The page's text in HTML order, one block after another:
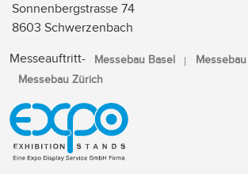
Sonnenbergstrasse 74
8603 Schwerzenbach
Messeauftritt- Messebau Basel
Messebau Zürich